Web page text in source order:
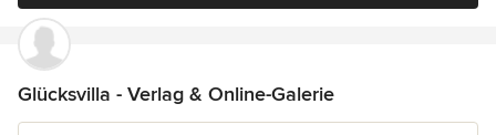
Glücksvilla - Verlag & Online-Galerie